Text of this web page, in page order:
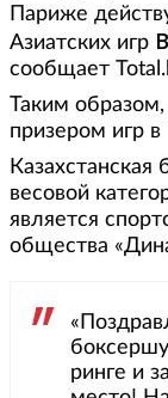
Париже
Азиатских игр
сообщает
Таким
призером игр
весовой
является
общества
ринге и